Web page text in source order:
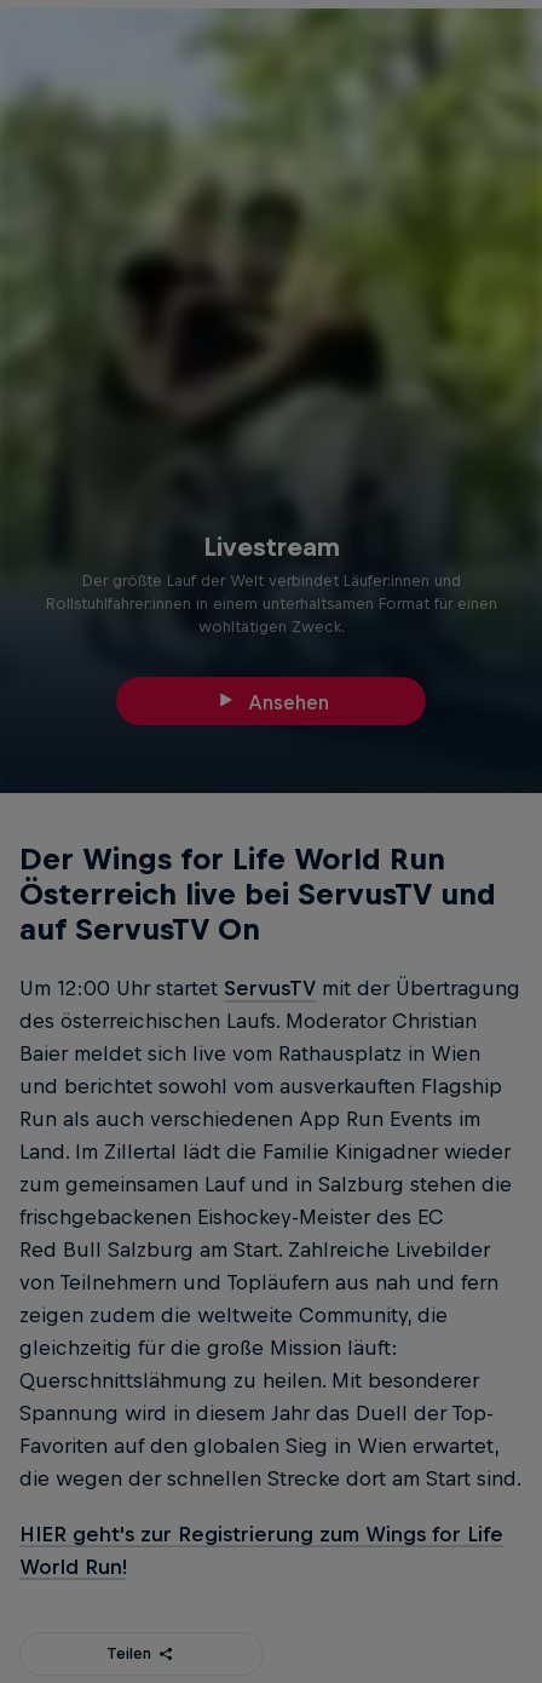
Livestream
Der größte Lauf der Welt verbindet Läufer:innen und
Rollstuhlfahrer:innen in einem unterhaltsamen Format für einen
wohltätigen Zweck.
Ansehen
Der Wings for Life World Run
Österreich live bei ServusTV und
auf ServusTV On
Um 12:00 Uhr startet ServusTV mit der Übertragung
des österreichischen Laufs. Moderator Christian
Baier meldet sich live vom Rathausplatz in Wien
und berichtet sowohl vom ausverkauften Flagship
Run als auch verschiedenen App Run Events im
Land. Im Zillertal lädt die Familie Kinigadner wieder
zum gemeinsamen Lauf und in Salzburg stehen die
frischgebackenen Eishockey-Meister des EC
Red Bull Salzburg am Start. Zahlreiche Livebilder
von Teilnehmern und Topläufern aus nah und fern
zeigen zudem die weltweite Community, die
gleichzeitig für die große Mission läuft:
Querschnittslähmung zu heilen. Mit besonderer
Spannung wird in diesem Jahr das Duell der Top-
Favoriten auf den globalen Sieg in Wien erwartet,
die wegen der schnellen Strecke dort am Start sind.
HIER geht's zur Registrierung zum Wings for Life
World Run!
Teilen